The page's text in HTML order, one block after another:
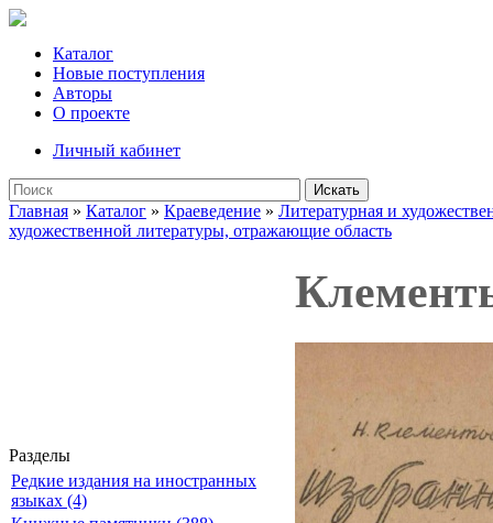
Каталог
Новые поступления
Авторы
О проекте
Личный кабинет
Искать
Главная » Каталог » Краеведение » Литературная и
художественной литературы, отражающие область
Разделы
Редкие издания на иностранных
языках (4)